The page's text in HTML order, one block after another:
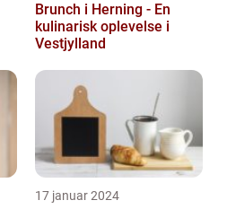
Brunch i Herning - En
kulinarisk oplevelse i
Vestjylland
17 januar 2024